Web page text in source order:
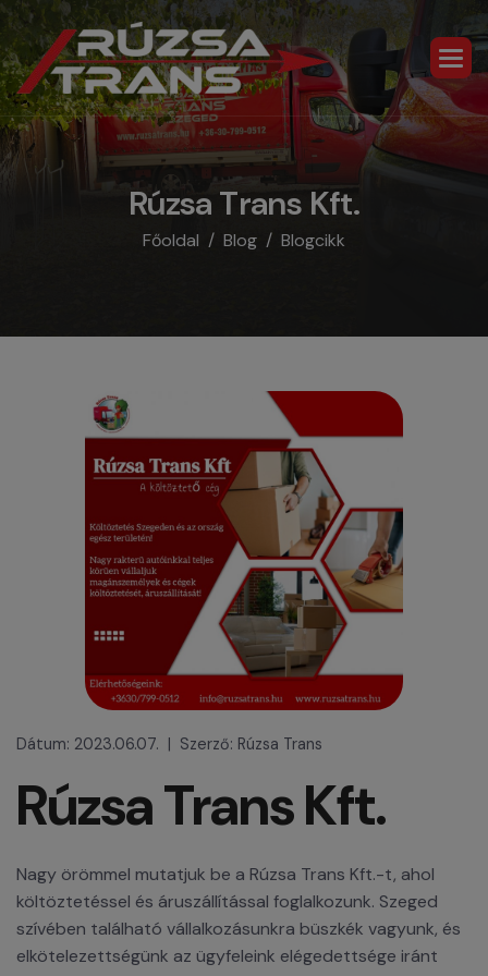
Rúzsa Trans Kft.
Főoldal Blog Blogcikk
Dátum: 2023.06.07. | Szerző: Rúzsa Trans
Rúzsa Trans Kft.
Nagy örömmel mutatjuk be a Rúzsa Trans Kft.-t, ahol
költöztetéssel és áruszállítással foglalkozunk. Szeged
szívében található vállalkozásunkra büszkék vagyunk, és
elkötelezettségünk az ügyfeleink elégedettsége iránt